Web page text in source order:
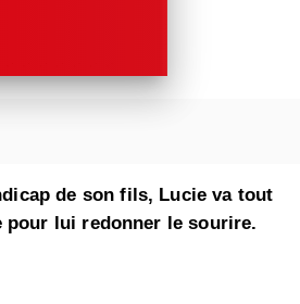
de son fils, Lucie va tout
lui redonner le sourire.